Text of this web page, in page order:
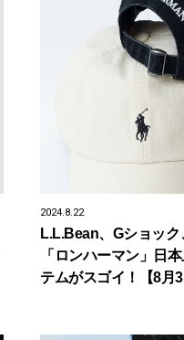
2024.8.22
L.L.Bean、Gショッ
「ロンハーマン」日
テムがスゴイ！【8月